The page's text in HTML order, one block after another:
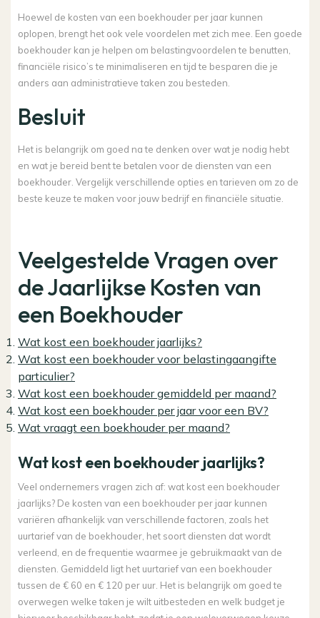
Hoewel de kosten van een boekhouder per jaar kunnen
oplopen, brengt het ook vele voordelen met zich mee. Een goede
boekhouder kan je helpen om belastingvoordelen te benutten,
financiële risico’s te minimaliseren en tijd te besparen die je
anders aan administratieve taken zou besteden.
Besluit
Het is belangrijk om goed na te denken over wat je nodig hebt
en wat je bereid bent te betalen voor de diensten van een
boekhouder. Vergelijk verschillende opties en tarieven om zo de
beste keuze te maken voor jouw bedrijf en financiële situatie.
Veelgestelde Vragen over
de Jaarlijkse Kosten van
een Boekhouder
Wat kost een boekhouder jaarlijks?
Wat kost een boekhouder voor belastingaangifte
particulier?
Wat kost een boekhouder gemiddeld per maand?
Wat kost een boekhouder per jaar voor een BV?
Wat vraagt een boekhouder per maand?
Wat kost een boekhouder jaarlijks?
Veel ondernemers vragen zich af: wat kost een boekhouder
jaarlijks? De kosten van een boekhouder per jaar kunnen
variëren afhankelijk van verschillende factoren, zoals het
uurtarief van de boekhouder, het soort diensten dat wordt
verleend, en de frequentie waarmee je gebruikmaakt van de
diensten. Gemiddeld ligt het uurtarief van een boekhouder
tussen de € 60 en € 120 per uur. Het is belangrijk om goed te
overwegen welke taken je wilt uitbesteden en welk budget je